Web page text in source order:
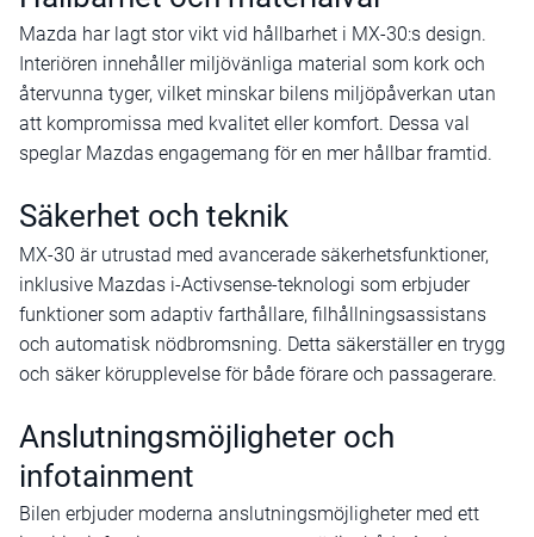
Mazda har lagt stor vikt vid hållbarhet i MX-30:s design.
Interiören innehåller miljövänliga material som kork och
återvunna tyger, vilket minskar bilens miljöpåverkan utan
att kompromissa med kvalitet eller komfort. Dessa val
speglar Mazdas engagemang för en mer hållbar framtid.
Säkerhet och teknik
MX-30 är utrustad med avancerade säkerhetsfunktioner,
inklusive Mazdas i-Activsense-teknologi som erbjuder
funktioner som adaptiv farthållare, filhållningsassistans
och automatisk nödbromsning. Detta säkerställer en trygg
och säker körupplevelse för både förare och passagerare.
Anslutningsmöjligheter och
infotainment
Bilen erbjuder moderna anslutningsmöjligheter med ett